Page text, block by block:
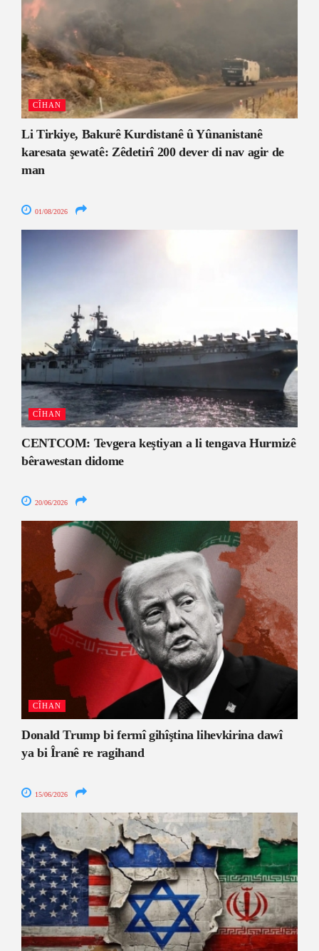
CÎHAN
Li Tirkiye, Bakurê Kurdistanê û Yûnanistanê
karesata şewatê: Zêdetirî 200 dever di nav agir de
man
01/08/2026
CÎHAN
CENTCOM: Tevgera keştiyan a li tengava Hurmizê
bêrawestan didome
20/06/2026
CÎHAN
Donald Trump bi fermî gihîştina lihevkirina dawî
ya bi Îranê re ragihand
15/06/2026